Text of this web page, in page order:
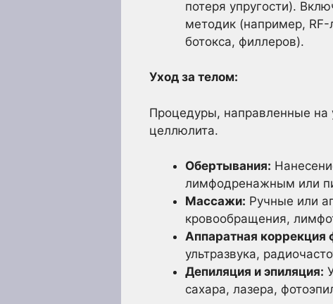
потеря упругости).
методик (например,
ботокса, филлеров).
Уход за телом:
Процедуры, направленные на
целлюлита.
Обертывания:
лимфодренажным или
Массажи: Ручные или
кровообращения,
Аппаратная коррекция
ультразвука,
Депиляция и эпиляция:
сахара, лазера,